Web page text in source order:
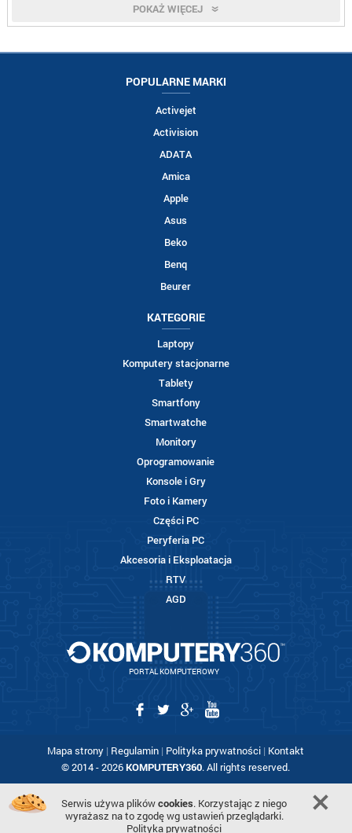
POKAŻ WIĘCEJ
POPULARNE MARKI
Activejet
Activision
ADATA
Amica
Apple
Asus
Beko
Benq
Beurer
KATEGORIE
Laptopy
Komputery stacjonarne
Tablety
Smartfony
Smartwatche
Monitory
Oprogramowanie
Konsole i Gry
Foto i Kamery
Części PC
Peryferia PC
Akcesoria i Eksploatacja
RTV
AGD
PORTAL KOMPUTEROWY
Mapa strony | Regulamin | Polityka prywatności | Kontakt
© 2014 - 2026KOMPUTERY360. All rights reserved.
Serwis używa plikówcookies. Korzystając z niego
wyrażasz na to zgodę wg ustawień przeglądarki.
Polityka prywatności